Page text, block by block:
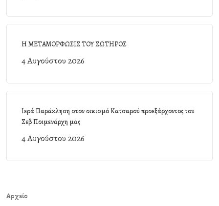
Η ΜΕΤΑΜΟΡΦΩΣΙΣ ΤΟΥ ΣΩΤΗΡΟΣ
4 Αυγούστου 2026
Ιερά Παράκληση στον οικισμό Κατσαρού προεξάρχοντος του
Σεβ Ποιμενάρχη μας
4 Αυγούστου 2026
Αρχείο